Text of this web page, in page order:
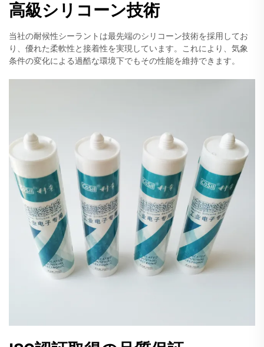
高級シリコーン技術
当社の耐候性シーラントは最先端のシリコーン技術を採用してお
り、優れた柔軟性と接着性を実現しています。これにより、気象
条件の変化による過酷な環境下でもその性能を維持できます。